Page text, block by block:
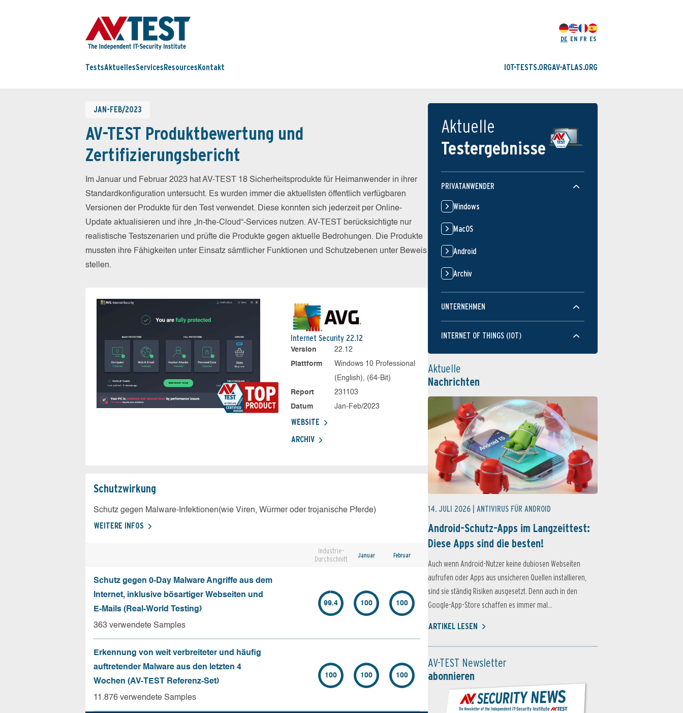
DE EN FR ES
TestsAktuellesServices Resources Kontakt IOT-TESTS.ORGAV-ATLAS.ORG
JAN-FEB/2023
AV-TEST Produktbewertung und
Zertifizierungsbericht
Im Januar und Februar 2023 hat AV-TEST 18 Sicherheitsprodukte für Heimanwender in ihrer
Standardkonfiguration untersucht. Es wurden immer die aktuellsten öffentlich verfügbaren
Versionen der Produkte für den Test verwendet. Diese konnten sich jederzeit per Online-
Update aktualisieren und ihre „In-the-Cloud“-Services nutzen. AV-TEST berücksichtigte nur
realistische Testszenarien und prüfte die Produkte gegen aktuelle Bedrohungen. Die Produkte
mussten ihre Fähigkeiten unter Einsatz sämtlicher Funktionen und Schutzebenen unter Beweis
stellen.
Internet Security 22.12
Version
22.12
Plattform
Windows 10 Professional
(English), (64-Bit)
Report
231103
Datum
Jan-Feb/2023
WEBSITE
ARCHIV
Schutz­wirkung
Schutz gegen Malware-Infektionen(wie Viren, Würmer oder trojanische Pferde)
WEITERE INFOS
Industrie-
Durchschnitt
Januar Februar
Schutz gegen 0-Day Malware Angriffe aus dem
Internet, inklusive bösartiger Webseiten und
E-Mails (Real-World Testing)
363 verwendete Samples
99.4 100 100
Erkennung von weit verbreiteter und häufig
auftretender Malware aus den letzten 4
Wochen (AV-TEST Referenz-Set)
11.876 verwendete Samples
100 100 100
Aktuelle
Testergebnisse
PRIVATANWENDER
Windows
MacOS
Android
Archiv
UNTERNEHMEN
INTERNET OF THINGS (IOT)
Aktuelle
Nachrichten
14. JULI 2026 | ANTIVIRUS FÜR ANDROID
Android-Schutz-Apps im Langzeittest:
Diese Apps sind die besten!
Auch wenn Android-Nutzer keine dubiosen Webseiten
aufrufen oder Apps aus unsicheren Quellen installieren,
sind sie ständig Risiken ausgesetzt. Denn auch in den
Google-App-Store schaffen es immer mal...
ARTIKEL LESEN
AV-TEST Newsletter
abonnieren